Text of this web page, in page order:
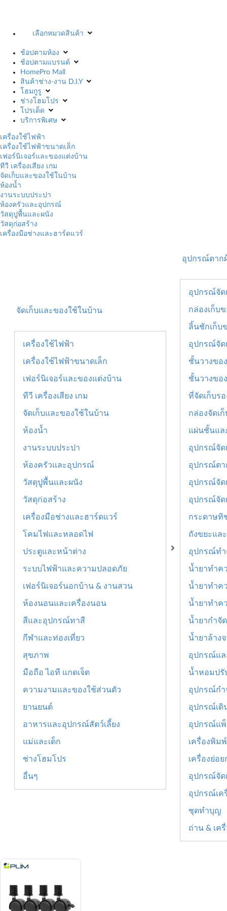
เลือกหมวดสินค้า
ช้อปตามห้อง
ช้อปตามแบรนด์
HomePro Mall
สินค้าช่าง-งาน D.I.Y
โฮมกูรู
ช่างโฮมโปร
โปรเด็ด
บริการพิเศษ
เครื่องใช้ไฟฟ้า
เครื่องใช้ไฟฟ้าขนาดเล็ก
เฟอร์นิเจอร์และของแต่งบ้าน
ทีวี เครื่องเสียง เกม
จัดเก็บและของใช้ในบ้าน
ห้องน้ำ
งานระบบประปา
ห้องครัวและอุปกรณ์
วัสดุปูพื้นและผนัง
วัสดุก่อสร้าง
เครื่องมือช่างและฮาร์ดแวร์
จัดเก็บและของใช้ในบ้าน
เครื่องใช้ไฟฟ้า
เครื่องใช้ไฟฟ้าขนาดเล็ก
เฟอร์นิเจอร์และของแต่งบ้าน
ทีวี เครื่องเสียง เกม
จัดเก็บและของใช้ในบ้าน
ห้องน้ำ
งานระบบประปา
ห้องครัวและอุปกรณ์
วัสดุปูพื้นและผนัง
วัสดุก่อสร้าง
เครื่องมือช่างและฮาร์ดแวร์
โคมไฟและหลอดไฟ
ประตูและหน้าต่าง
ระบบไฟฟ้าและความปลอดภัย
เฟอร์นิเจอร์นอกบ้าน & งานสวน
ห้องนอนและเครื่องนอน
สีและอุปกรณ์ทาสี
กีฬาและท่องเที่ยว
สุขภาพ
มือถือ ไอที แกดเจ็ต
ความงามและของใช้ส่วนตัว
ยานยนต์
อาหารและอุปกรณ์สัตว์เลี้ยง
แม่และเด็ก
ช่างโฮมโปร
อื่นๆ
อุปกรณ์ตาก
อุปกรณ์จัด
กล่องเก็บ
ลิ้นชักเก็บ
อุปกรณ์จัด
ชั้นวางของ
ชั้นวางขอ
ที่จัดเก็บรอ
กล่องจัดเ
แผ่นชั้นแ
อุปกรณ์จัด
อุปกรณ์ตา
อุปกรณ์จัด
อุปกรณ์จัด
กระดาษทิ
ถังขยะแล
อุปกรณ์ทำ
น้ำยาทำค
น้ำยาทำค
น้ำยาทำค
น้ำยากำจั
น้ำยาล้าง
อุปกรณ์แ
น้ำหอมปรั
อุปกรณ์กำ
อุปกรณ์เดิ
อุปกรณ์แพ็
เครื่องพิม
เครื่องย่อ
อุปกรณ์จัด
อุปกรณ์เค
ชุดทำบุญ
ถ่าน & เค